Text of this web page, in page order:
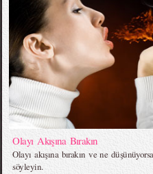
Olayı Akışına Bırakın
Olayı akışına bırakın ve ne
söyleyin.